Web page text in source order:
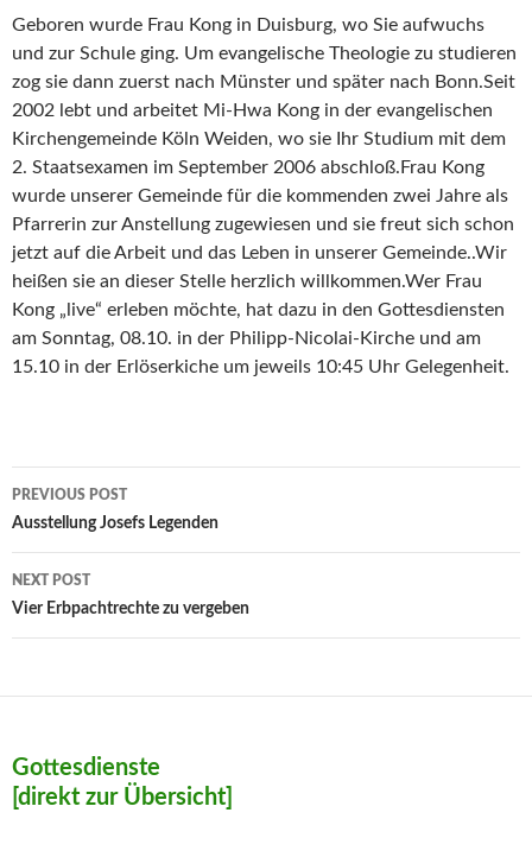
Geboren wurde Frau Kong in Duisburg, wo Sie aufwuchs
und zur Schule ging. Um evangelische Theologie zu studieren
zog sie dann zuerst nach Münster und später nach Bonn.Seit
2002 lebt und arbeitet Mi-Hwa Kong in der evangelischen
Kirchengemeinde Köln Weiden, wo sie Ihr Studium mit dem
2. Staatsexamen im September 2006 abschloß.Frau Kong
wurde unserer Gemeinde für die kommenden zwei Jahre als
Pfarrerin zur Anstellung zugewiesen und sie freut sich schon
jetzt auf die Arbeit und das Leben in unserer Gemeinde..Wir
heißen sie an dieser Stelle herzlich willkommen.Wer Frau
Kong „live“ erleben möchte, hat dazu in den Gottesdiensten
am Sonntag, 08.10. in der Philipp-Nicolai-Kirche und am
15.10 in der Erlöserkiche um jeweils 10:45 Uhr Gelegenheit.
Post
navigation
PREVIOUS POST
Ausstellung Josefs Legenden
NEXT POST
Vier Erbpachtrechte zu vergeben
Gottesdienste
[direkt zur Übersicht]